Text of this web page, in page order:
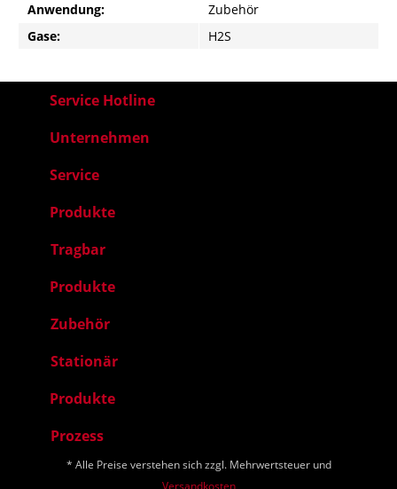
Anwendung:
Zubehör
Gase:
H2S
Service Hotline
Unternehmen
Service
Produkte
Tragbar
Produkte
Zubehör
Stationär
Produkte
Prozess
* Alle Preise verstehen sich zzgl. Mehrwertsteuer und
Versandkosten